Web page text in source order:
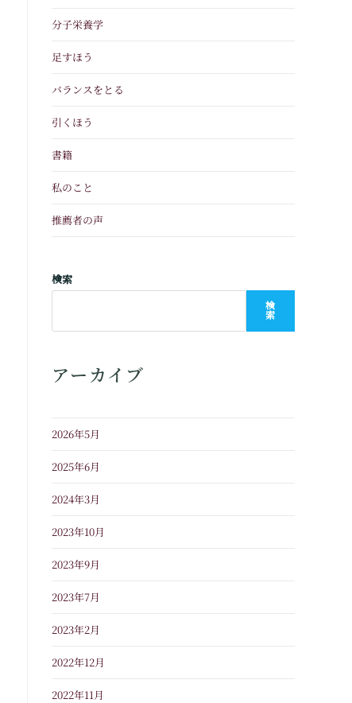
分子栄養学
足すほう
バランスをとる
引くほう
書籍
私のこと
推薦者の声
検索
検
索
アーカイブ
2026年5月
2025年6月
2024年3月
2023年10月
2023年9月
2023年7月
2023年2月
2022年12月
2022年11月